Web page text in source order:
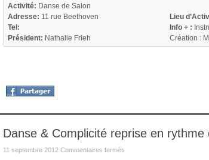
Activité: Danse de Salon
Adresse: 11 rue Beethoven
Tel:
Président: Nathalie Frieh
Lieu
Info + :
Création :
Danse & Complicité reprise en rythme
11 septembre 2012 Commentaires ferméssur